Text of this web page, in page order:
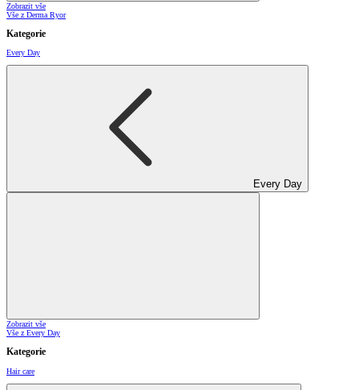
Zobrazit vše
Vše z Derma Ryor
Kategorie
Every Day
Every Day
Zobrazit vše
Vše z Every Day
Kategorie
Hair care